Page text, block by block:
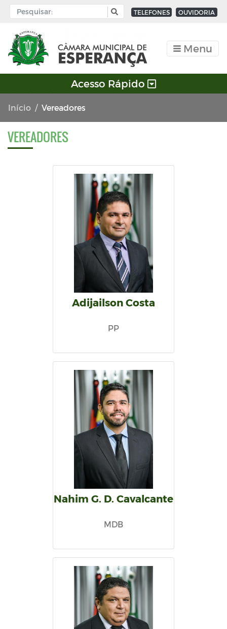
TELEFONES OUVIDORIA
Menu
Acesso Rápido
Início Vereadores
VEREADORES
Adijailson Costa
PP
Nahim G. D. Cavalcante
MDB